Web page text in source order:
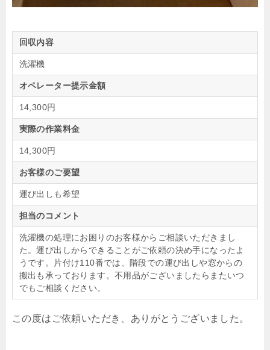
回収内容
洗濯機
オペレーター提示金額
14,300円
実際の作業料金
14,300円
お客様のご要望
運び出しも希望
担当のコメント
洗濯機の処理にお困りのお客様からご相談いただきまし
た。運び出しからできることがご依頼の決め手になったよ
うです。片付け110番では、階段での運び出しや窓からの
搬出も承っております。不用品がございましたらまたいつ
でもご相談ください。
この度はご依頼いただき、ありがとうございました。